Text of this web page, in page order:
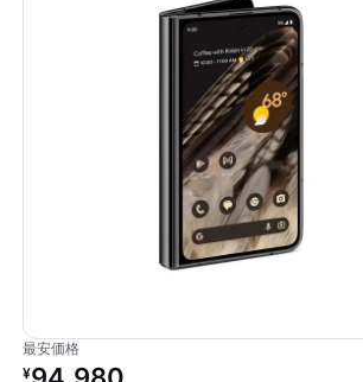
最安価格
リファービッシュ品の価格：
¥